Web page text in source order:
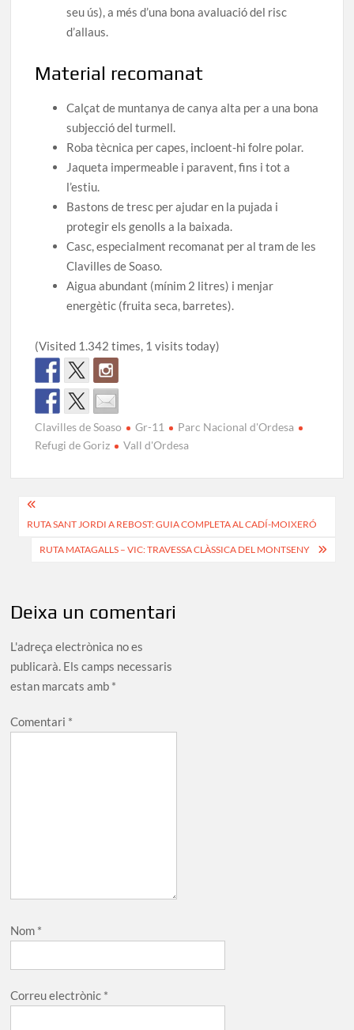
seu ús), a més d’una bona avaluació del risc
d’allaus.
Material recomanat
Calçat de muntanya de canya alta per a una bona
subjecció del turmell.
Roba tècnica per capes, incloent-hi folre polar.
Jaqueta impermeable i paravent, fins i tot a
l’estiu.
Bastons de tresc per ajudar en la pujada i
protegir els genolls a la baixada.
Casc, especialment recomanat per al tram de les
Clavilles de Soaso.
Aigua abundant (mínim 2 litres) i menjar
energètic (fruita seca, barretes).
(Visited 1.342 times, 1 visits today)
Clavilles de Soaso Gr-11
Parc Nacional d'Ordesa
Refugi de Goriz
Vall d'Ordesa
Navegació
d'entrades
RUTA SANT JORDI A REBOST: GUIA COMPLETA AL CADÍ-MOIXERÓ
RUTA MATAGALLS – VIC: TRAVESSA CLÀSSICA DEL MONTSENY
Deixa un comentari
L'adreça electrònica no es
publicarà. Els camps necessaris
estan marcats amb *
Comentari *
Nom *
Correu electrònic *